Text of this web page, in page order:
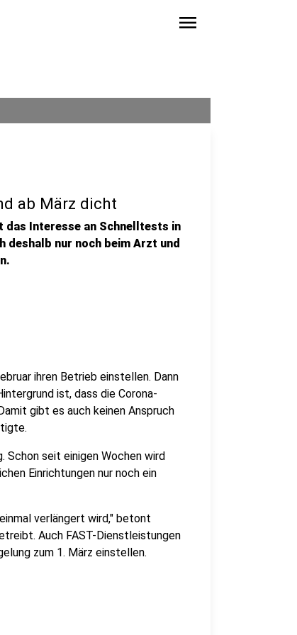
menu
ab März dicht
Interesse an Schnelltests in
deshalb nur noch beim Arzt und
ihren Betrieb einstellen. Dann
ist, dass die Corona-
gibt es auch keinen Anspruch
Schon seit einigen Wochen wird
Einrichtungen nur noch ein
verlängert wird," betont
Auch FAST-Dienstleistungen
zum 1. März einstellen.